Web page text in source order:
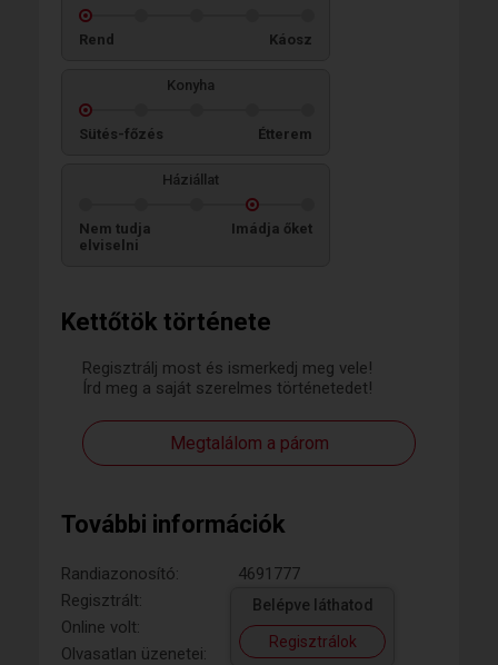
Kettőtök története
Regisztrálj most és ismerkedj meg vele!
Írd meg a saját szerelmes történetedet!
Megtalálom a párom
További információk
Randiazonosító:
4691777
Regisztrált:
Online volt:
Olvasatlan üzenetei:
Belépve láthatod
Regisztrálok
Rend Káosz
Konyha
Sütés-főzés Étterem
Háziállat
Nem tudja
elviselni
Imádja őket